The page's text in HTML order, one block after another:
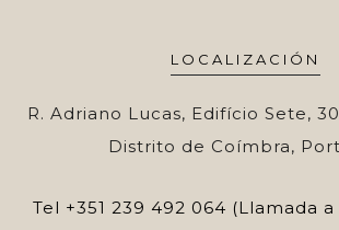
LOCALIZACIÓN
R. Adriano Lucas, Edifício Sete,
Distrito de Coímbra,
Tel +351 239 492 064 (Llamada